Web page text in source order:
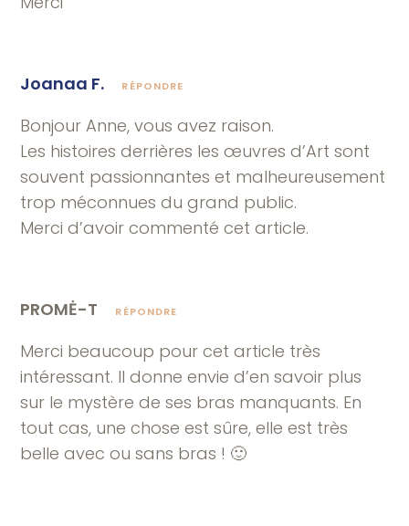
Joanaa F. RÉPONDRE
Bonjour Anne, vous avez raison.
Les histoires derrières les œuvres d’Art sont
souvent passionnantes et malheureusement
trop méconnues du grand public.
Merci d’avoir commenté cet article.
PROMĖ-T RÉPONDRE
Merci beaucoup pour cet article très
intéressant. Il donne envie d’en savoir plus
sur le mystère de ses bras manquants. En
tout cas, une chose est sûre, elle est très
belle avec ou sans bras ! 🙂